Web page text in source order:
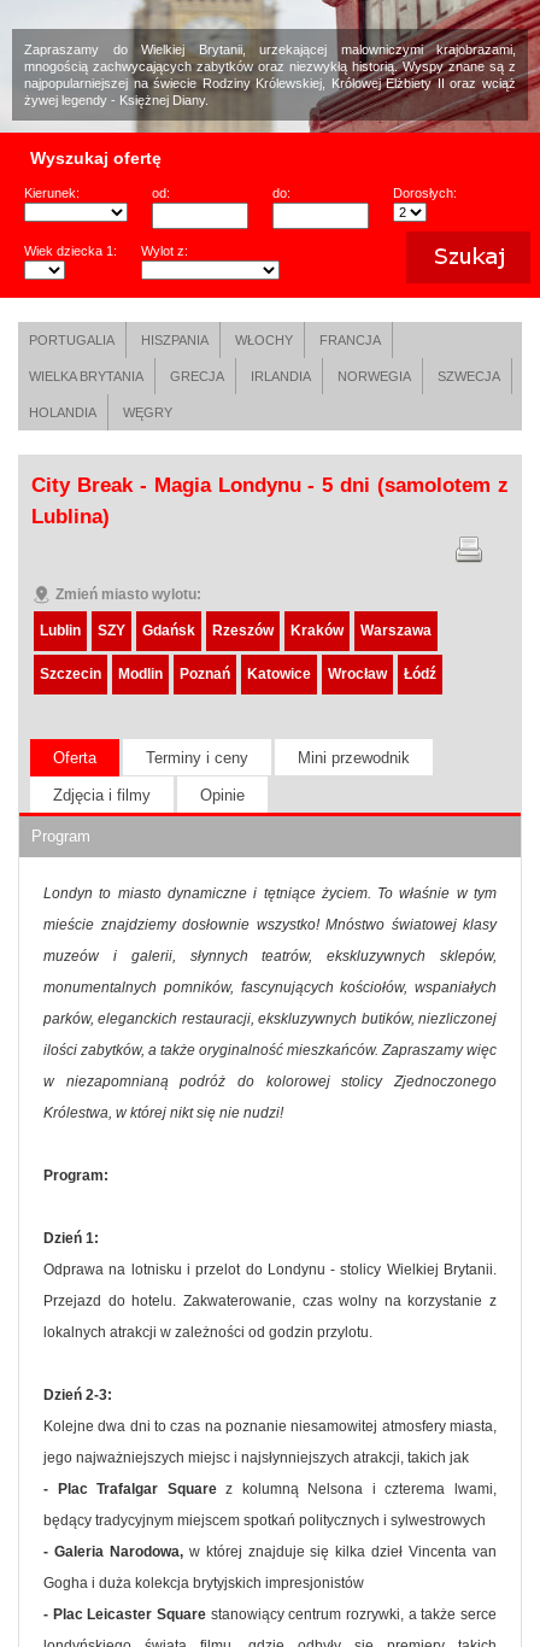
Zapraszamy do Wielkiej Brytanii, urzekającej malowniczymi krajobrazami,
mnogością zachwycających zabytków oraz niezwykłą historią. Wyspy znane są z
najpopularniejszej na świecie Rodziny Królewskiej, Królowej Elżbiety II oraz wciąż
żywej legendy - Księżnej Diany.
Wyszukaj ofertę
Kierunek: od: do: Dorosłych:
Wiek dziecka 1: Wylot z:
PORTUGALIA HISZPANIA WŁOCHY FRANCJA
WIELKA BRYTANIA GRECJA IRLANDIA NORWEGIA SZWECJA
HOLANDIA WĘGRY
City Break - Magia Londynu - 5 dni (samolotem z
Lublina)
Zmień miasto wylotu:
Lublin SZY Gdańsk Rzeszów Kraków Warszawa
Szczecin Modlin Poznań Katowice Wrocław Łódź
Oferta Terminy i ceny Mini przewodnik
Zdjęcia i filmy Opinie
Program
Londyn to miasto dynamiczne i tętniące życiem. To właśnie w tym
mieście znajdziemy dosłownie wszystko! Mnóstwo światowej klasy
muzeów i galerii, słynnych teatrów, ekskluzywnych sklepów,
monumentalnych pomników, fascynujących kościołów, wspaniałych
parków, eleganckich restauracji, ekskluzywnych butików, niezliczonej
ilości zabytków, a także oryginalność mieszkańców. Zapraszamy więc
w niezapomnianą podróż do kolorowej stolicy Zjednoczonego
Królestwa, w której nikt się nie nudzi!
Program:
Dzień 1:
Odprawa na lotnisku i przelot do Londynu - stolicy Wielkiej Brytanii.
Przejazd do hotelu. Zakwaterowanie, czas wolny na korzystanie z
lokalnych atrakcji w zależności od godzin przylotu.
Dzień 2-3:
Kolejne dwa dni to czas na poznanie niesamowitej atmosfery miasta,
jego najważniejszych miejsc i najsłynniejszych atrakcji, takich jak
- Plac Trafalgar Squarez kolumną Nelsona i czterema lwami,
będący tradycyjnym miejscem spotkań politycznych i sylwestrowych
- Galeria Narodowa, w której znajduje się kilka dzieł Vincenta van
Gogha i duża kolekcja brytyjskich impresjonistów
- Plac Leicaster Square stanowiący centrum rozrywki, a także serce